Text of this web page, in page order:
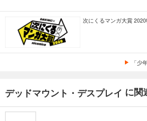
次にくるマンガ大賞
「少
デッドマウント・デスプレイ に関